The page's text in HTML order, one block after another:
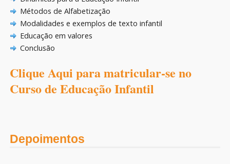
Métodos de Alfabetização
Modalidades e exemplos de texto infantil
Educação em valores
Conclusão
Clique Aqui para matricular-se no
Curso de Educação Infantil
Depoimentos